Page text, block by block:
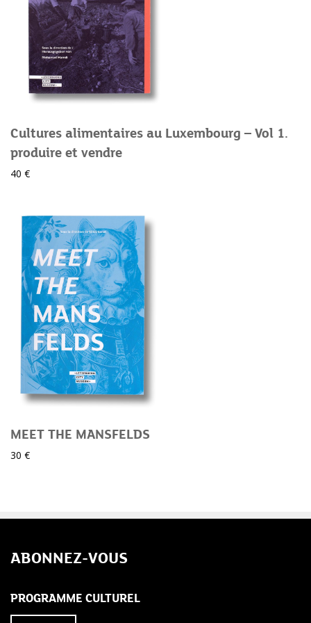
Cultures alimentaires au Luxembourg – Vol 1.
produire et vendre
40 €
MEET THE MANSFELDS
30 €
ABONNEZ-VOUS
PROGRAMME CULTUREL